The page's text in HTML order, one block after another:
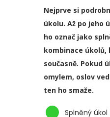
Nejprve si
úkolu. Až po jeho
ho označ jako
kombinace
současně. Pokud
omylem, oslov
ten ho smaže.
Splněný úkol